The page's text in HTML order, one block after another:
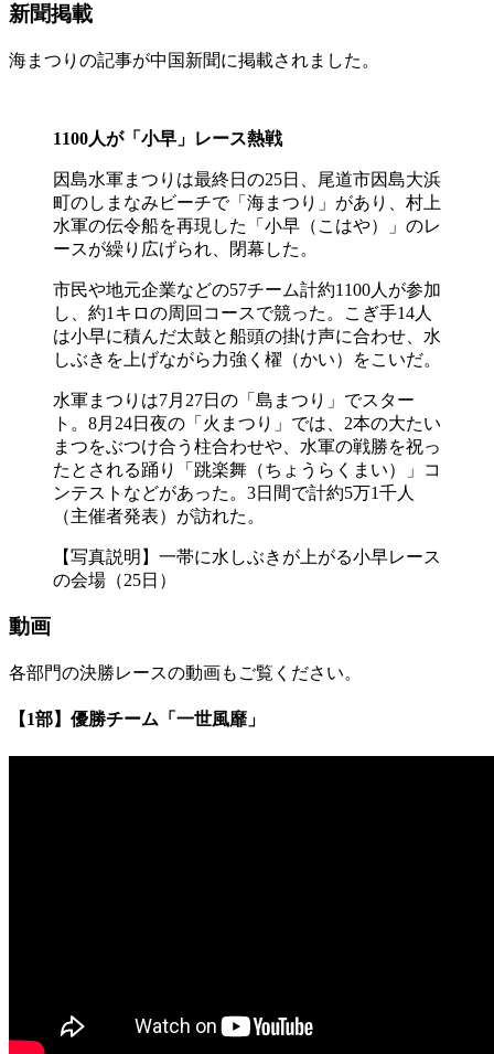
新聞掲載
海まつりの記事が中国新聞に掲載されました。
1100人が「小早」レース熱戦
因島水軍まつりは最終日の25日、尾道市因島大浜
町のしまなみビーチで「海まつり」があり、村上
水軍の伝令船を再現した「小早（こはや）」のレ
ースが繰り広げられ、閉幕した。
市民や地元企業などの57チーム計約1100人が参加
し、約1キロの周回コースで競った。こぎ手14人
は小早に積んだ太鼓と船頭の掛け声に合わせ、水
しぶきを上げながら力強く櫂（かい）をこいだ。
水軍まつりは7月27日の「島まつり」でスター
ト。8月24日夜の「火まつり」では、2本の大たい
まつをぶつけ合う柱合わせや、水軍の戦勝を祝っ
たとされる踊り「跳楽舞（ちょうらくまい）」コ
ンテストなどがあった。3日間で計約5万1千人
（主催者発表）が訪れた。
【写真説明】一帯に水しぶきが上がる小早レース
の会場（25日）
動画
各部門の決勝レースの動画もご覧ください。
【1部】優勝チーム「一世風靡」